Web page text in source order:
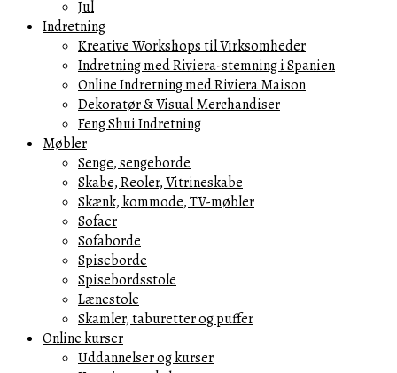
Jul
Indretning
Kreative Workshops til Virksomheder
Indretning med Riviera-stemning i Spanien
Online Indretning med Riviera Maison
Dekoratør & Visual Merchandiser
Feng Shui Indretning
Møbler
Senge, sengeborde
Skabe, Reoler, Vitrineskabe
Skænk, kommode, TV-møbler
Sofaer
Sofaborde
Spiseborde
Spisebordsstole
Lænestole
Skamler, taburetter og puffer
Online kurser
Uddannelser og kurser